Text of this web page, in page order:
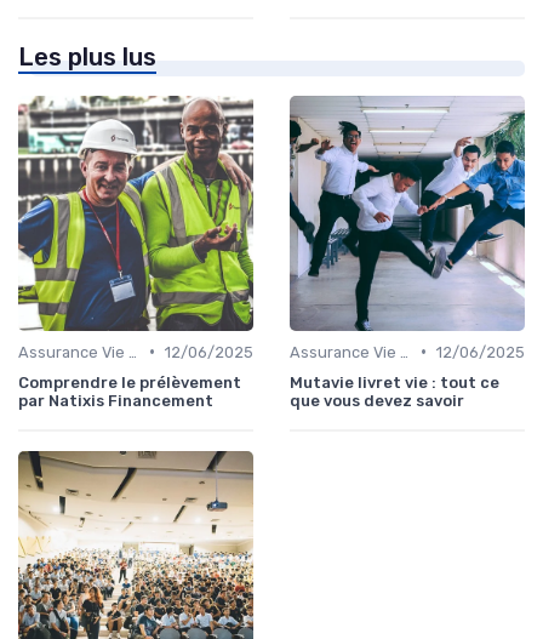
Les plus lus
• 12/06/2025
Comprendre le prélèvement
par Natixis Financement
• 12/06/2025
Mutavie livret vie : tout ce
que vous devez savoir